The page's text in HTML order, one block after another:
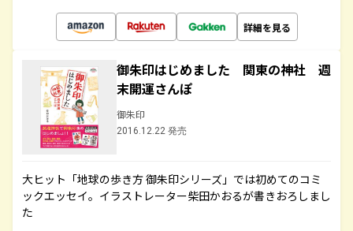
詳細を見る
御朱印はじめました 関東の神社 週
末開運さんぽ
御朱印
2016.12.22 発売
大ヒット「地球の歩き方 御朱印シリーズ」では初めてのコミ
ックエッセイ。イラストレーター柴田かおるが書きおろしまし
た